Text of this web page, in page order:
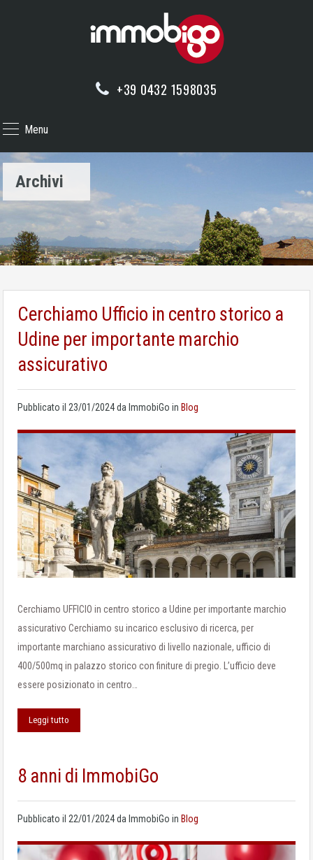
+39 0432 1598035
Menu
Archivi
Cerchiamo Ufficio in centro storico a
Udine per importante marchio
assicurativo
Pubblicato il 23/01/2024da ImmobiGo in Blog
Cerchiamo UFFICIO in centro storico a Udine per importante marchio
assicurativo Cerchiamo su incarico esclusivo di ricerca, per
importante marchiano assicurativo di livello nazionale, ufficio di
400/500mq in palazzo storico con finiture di pregio. L’ufficio deve
essere posizionato in centro…
Leggi tutto
8 anni di ImmobiGo
Pubblicato il 22/01/2024da ImmobiGo in Blog